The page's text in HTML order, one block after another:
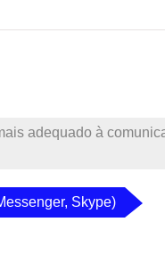
adequado à
Skype)